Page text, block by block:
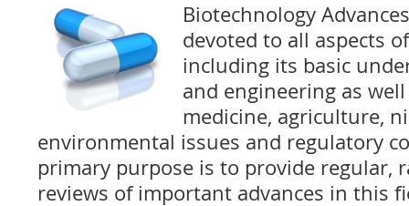
Biotechnology
devoted to all aspects
including its basic
and engineering as
medicine, agriculture,
environmental issues and regulatory
primary purpose is to provide regular,
reviews of important advances in this